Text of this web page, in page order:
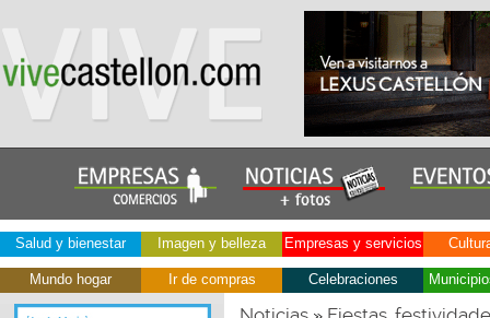
Salud y bienestar Imagen y belleza Empresas y servicios
Mundo hogar Ir de compras Celebraciones